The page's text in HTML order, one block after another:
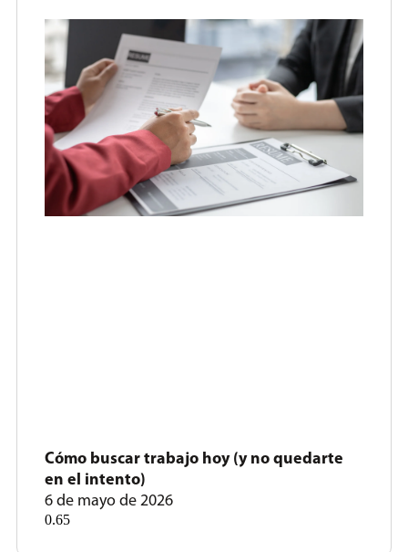
Cómo buscar trabajo hoy (y no quedarte
en el intento)
6 de mayo de 2026